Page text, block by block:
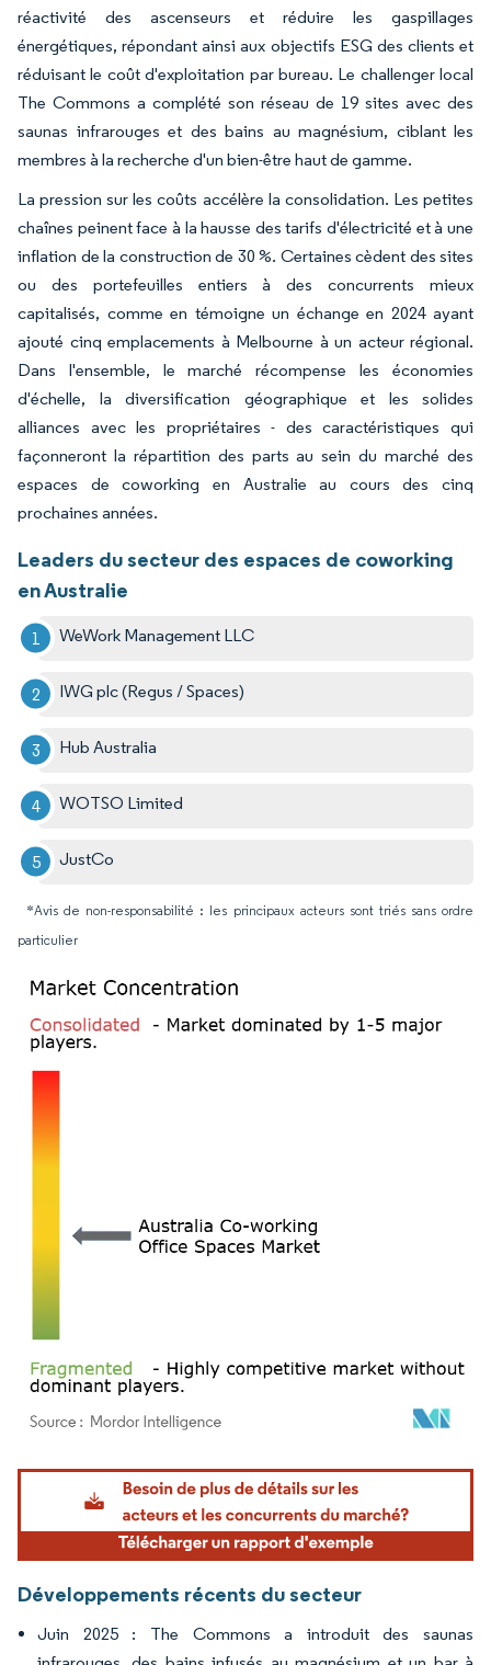
réactivité des ascenseurs et réduire les gaspillages
énergétiques, répondant ainsi aux objectifs ESG des clients et
réduisant le coût d'exploitation par bureau. Le challenger local
The Commons a complété son réseau de 19 sites avec des
saunas infrarouges et des bains au magnésium, ciblant les
membres à la recherche d'un bien-être haut de gamme.
La pression sur les coûts accélère la consolidation. Les petites
chaînes peinent face à la hausse des tarifs d'électricité et à une
inflation de la construction de 30 %. Certaines cèdent des sites
ou des portefeuilles entiers à des concurrents mieux
capitalisés, comme en témoigne un échange en 2024 ayant
ajouté cinq emplacements à Melbourne à un acteur régional.
Dans l'ensemble, le marché récompense les économies
d'échelle, la diversification géographique et les solides
alliances avec les propriétaires - des caractéristiques qui
façonneront la répartition des parts au sein du marché des
espaces de coworking en Australie au cours des cinq
prochaines années.
Leaders du secteur des espaces de coworking
en Australie
WeWork Management LLC
IWG plc (Regus / Spaces)
Hub Australia
WOTSO Limited
JustCo
*Avis de non-responsabilité : les principaux acteurs sont triés sans ordre
particulier
Image © Mordor Intelligence. La réutilisation nécessite une attribution sous CC BY
Développements récents du secteur
Juin 2025 : The Commons a introduit des saunas